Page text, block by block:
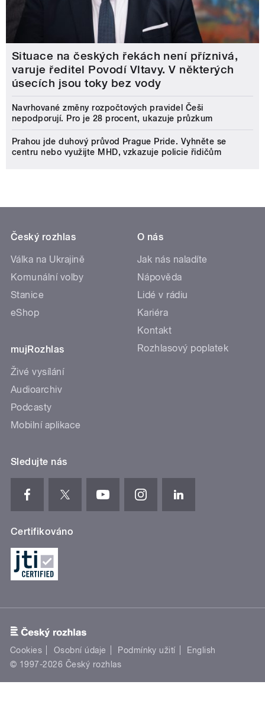
Situace na českých řekách není příznivá,
varuje ředitel Povodí Vltavy. V některých
úsecích jsou toky bez vody
Navrhované změny rozpočtových pravidel Češi
nepodporují. Pro je 28 procent, ukazuje průzkum
Prahou jde duhový průvod Prague Pride. Vyhněte se
centru nebo využijte MHD, vzkazuje policie řidičům
Český rozhlas
Válka na Ukrajině
Komunální volby
Stanice
eShop
mujRozhlas
Živé vysílání
Audioarchiv
Podcasty
Mobilní aplikace
O nás
Jak nás naladíte
Nápověda
Lidé v rádiu
Kariéra
Kontakt
Rozhlasový poplatek
Sledujte nás
Certifikováno
Cookies Osobní údaje Podmínky užití
English
© 1997-2026 Český rozhlas